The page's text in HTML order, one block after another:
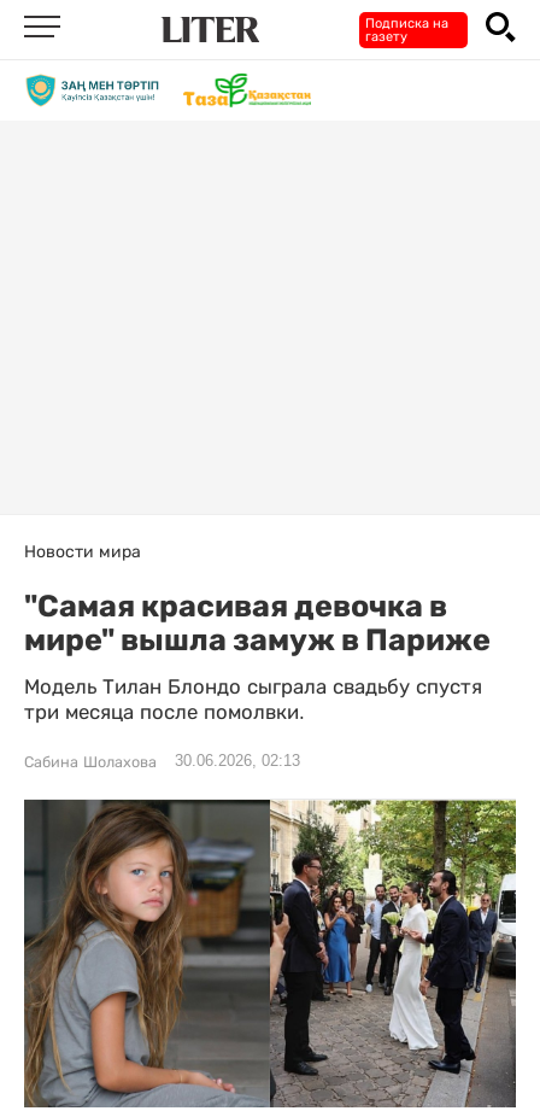
Подписка на
газету
Новости мира
"Самая красивая девочка в
мире" вышла замуж в Париже
Модель Тилан Блондо сыграла свадьбу спустя
три месяца после помолвки.
Сабина Шолахова 30.06.2026, 02:13